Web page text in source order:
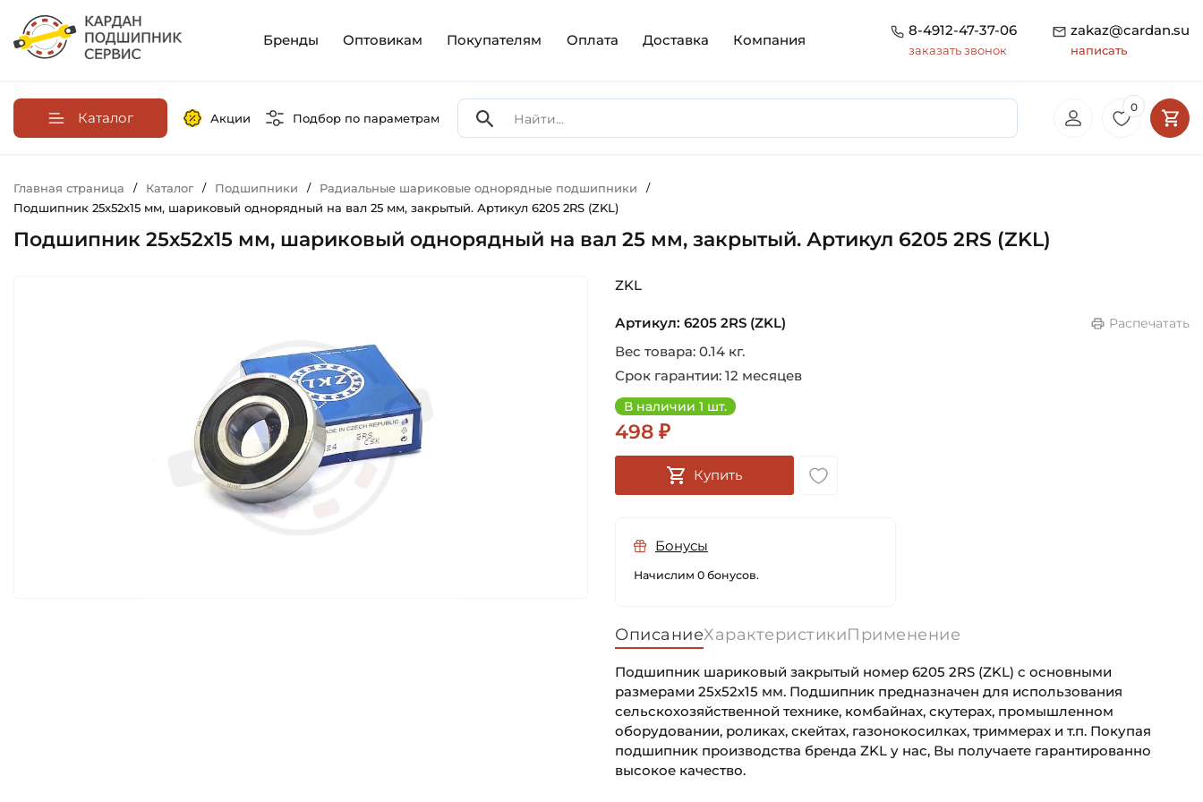
Бренды Оптовикам Покупателям Оплата Доставка Компания
8-4912-47-37-06
заказать звонок
zakaz@cardan.su
написать
Каталог Акции Подбор по параметрам
0
Главная страница / Каталог / Подшипники / Радиальные шариковые однорядные подшипники /
Подшипник 25х52х15 мм, шариковый однорядный на вал 25 мм, закрытый. Артикул 6205 2RS (ZKL)
Подшипник 25х52х15 мм, шариковый однорядный на вал 25 мм, закрытый. Артикул 6205 2RS (ZKL)
ZKL
Артикул: 6205 2RS (ZKL) Распечатать
Вес товара: 0.14 кг.
Срок гарантии: 12 месяцев
В наличии 1 шт.
498 ₽
Купить
Бонусы
Начислим 0 бонусов.
ОписаниеХарактеристикиПрименение
Подшипник шариковый закрытый номер 6205 2RS (ZKL) с основными
размерами 25х52х15 мм. Подшипник предназначен для использования
сельскохозяйственной технике, комбайнах, скутерах, промышленном
оборудовании, роликах, скейтах, газонокосилках, триммерах и т.п. Покупая
подшипник производства бренда ZKL у нас, Вы получаете гарантированно
высокое качество.